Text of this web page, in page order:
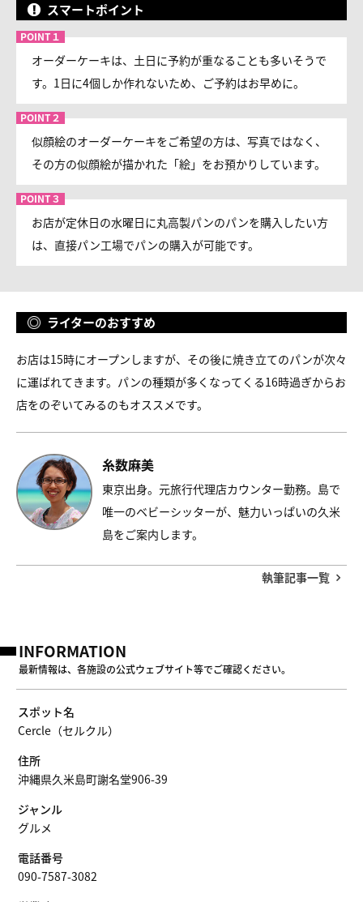
スマートポイント
オーダーケーキは、土日に予約が重なることも多いそうで
す。1日に4個しか作れないため、ご予約はお早めに。
似顔絵のオーダーケーキをご希望の方は、写真ではなく、
その方の似顔絵が描かれた「絵」をお預かりしています。
お店が定休日の水曜日に丸高製パンのパンを購入したい方
は、直接パン工場でパンの購入が可能です。
ライターのおすすめ
お店は15時にオープンしますが、その後に焼き立てのパンが次々
に運ばれてきます。パンの種類が多くなってくる16時過ぎからお
店をのぞいてみるのもオススメです。
糸数麻美
東京出身。元旅行代理店カウンター勤務。島で
唯一のベビーシッターが、魅力いっぱいの久米
島をご案内します。
執筆記事一覧
INFORMATION
最新情報は、各施設の公式ウェブサイト等でご確認ください。
スポット名
Cercle（セルクル）
住所
沖縄県久米島町謝名堂906-39
ジャンル
グルメ
電話番号
090-7587-3082